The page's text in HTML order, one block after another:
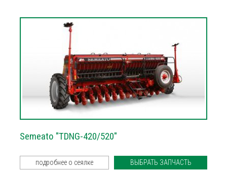
Semeato "TDNG-420/520"
подробнее о сеялке ВЫБРАТЬ ЗАПЧАСТЬ